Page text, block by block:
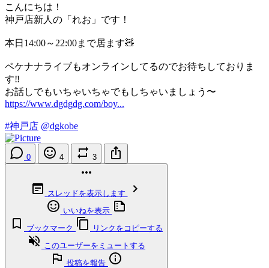
こんにちは！
神戸店新人の「れお」です！
本日14:00～22:00まで居ます🧸
ペケナナライブもオンラインしてるのでお待ちしておりま
す‼️
お話しでもいちゃいちゃでもしちゃいましょう〜
https://www.dgdgdg.com/boy...
#神戸店 @dgkobe
0 4 3
スレッドを表示します
いいねを表示
ブックマーク
リンクをコピーする
このユーザーをミュートする
投稿を報告